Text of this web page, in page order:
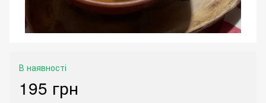
В наявності
195 грн